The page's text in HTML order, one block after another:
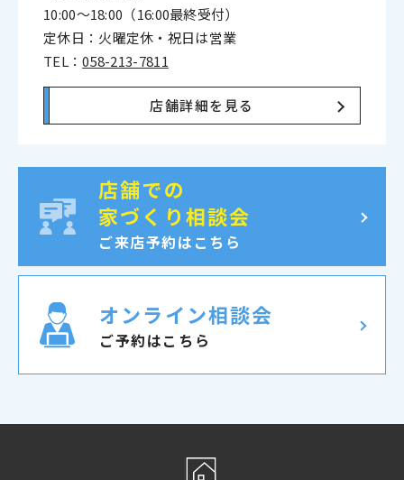
10:00〜18:00（16:00最終受付）
定休日：火曜定休・祝日は営業
TEL：058-213-7811
店舗詳細を見る
店舗での
家づくり相談会
ご来店予約はこちら
オンライン相談会
ご予約はこちら